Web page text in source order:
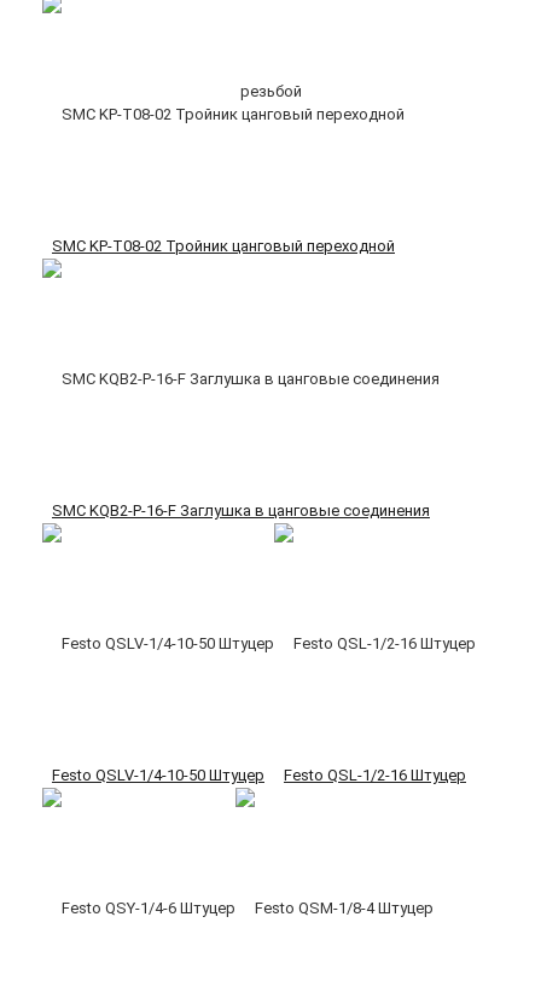
SMC KP-T08-02 Тройник цанговый переходной
SMC KQB2-P-16-F Заглушка в цанговые соединения
Festo QSLV-1/4-10-50 Штуцер Festo QSL-1/2-16 Штуцер